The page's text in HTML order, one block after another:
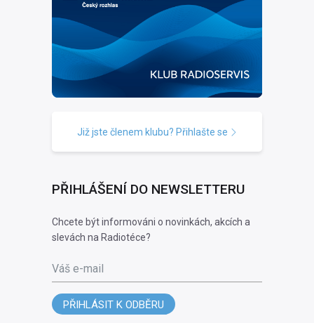
Již jste členem klubu? Přihlašte se
PŘIHLÁŠENÍ DO NEWSLETTERU
Chcete být informováni o novinkách, akcích a
slevách na Radiotéce?
Váš e-mail
PŘIHLÁSIT K ODBĚRU